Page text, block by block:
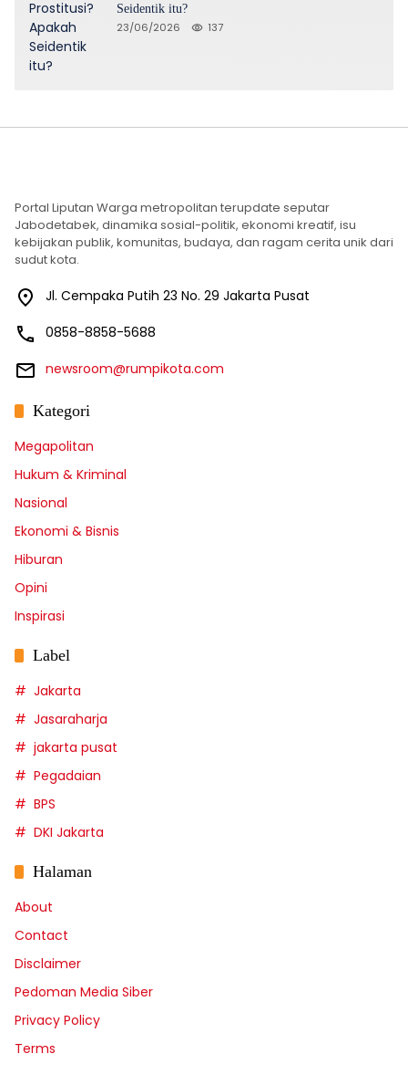
Seidentik itu?
23/06/2026 137
Portal Liputan Warga metropolitan terupdate seputar
Jabodetabek, dinamika sosial-politik, ekonomi kreatif, isu
kebijakan publik, komunitas, budaya, dan ragam cerita unik dari
sudut kota.
Jl. Cempaka Putih 23 No. 29 Jakarta Pusat
0858-8858-5688
newsroom@rumpikota.com
Kategori
Megapolitan
Hukum & Kriminal
Nasional
Ekonomi & Bisnis
Hiburan
Opini
Inspirasi
Label
Jakarta
Jasaraharja
jakarta pusat
Pegadaian
BPS
DKI Jakarta
Halaman
About
Contact
Disclaimer
Pedoman Media Siber
Privacy Policy
Terms